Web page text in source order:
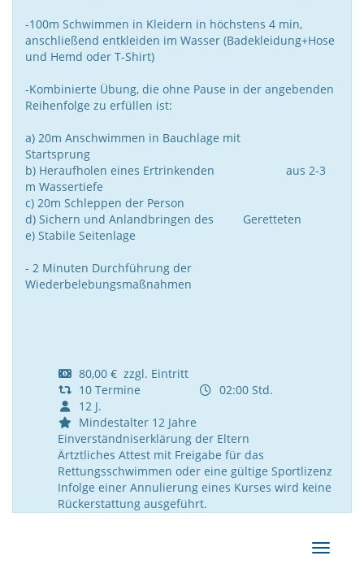
-100m Schwimmen in Kleidern in höchstens 4 min,
anschließend entkleiden im Wasser (Badekleidung+Hose
und Hemd oder T-Shirt)
-Kombinierte Übung, die ohne Pause in der angebenden
Reihenfolge zu erfüllen ist:
a) 20m Anschwimmen in Bauchlage mit
Startsprung
b) Heraufholen eines Ertrinkenden aus 2-3
m Wassertiefe
c) 20m Schleppen der Person
d) Sichern und Anlandbringen des Geretteten
e) Stabile Seitenlage
- 2 Minuten Durchführung der
Wiederbelebungsmaßnahmen
80,00 € zzgl. Eintritt
10 Termine
02:00 Std.
12 J.
Mindestalter 12 Jahre
Einverständniserklärung der Eltern
Ärtztliches Attest mit Freigabe für das
Rettungsschwimmen oder eine gültige Sportlizenz
Infolge einer Annulierung eines Kurses wird keine
Rückerstattung ausgeführt.